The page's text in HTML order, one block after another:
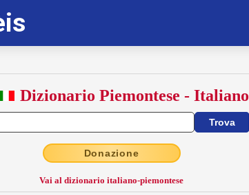
Dizionario Piemontese - Italiano
Donazione
Vai al dizionario italiano-piemontese